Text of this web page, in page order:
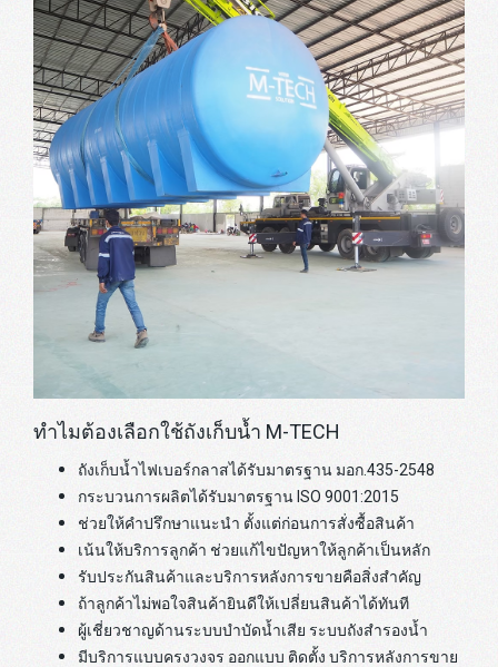
ทำไมต้องเลือกใช้ถังเก็บน้ำ M-TECH
ถังเก็บน้ำไฟเบอร์กลาสได้รับมาตรฐาน มอก.435-2548
กระบวนการผลิตได้รับมาตรฐาน ISO 9001:2015
ช่วยให้คำปรึกษาแนะนำ ตั้งแต่ก่อนการสั่งซื้อสินค้า
เน้นให้บริการลูกค้า ช่วยแก้ไขปัญหาให้ลูกค้าเป็นหลัก
รับประกันสินค้าและบริการหลังการขายคือสิ่งสำคัญ
ถ้าลูกค้าไม่พอใจสินค้ายินดีให้เปลี่ยนสินค้าได้ทันที
ผู้เชี่ยวชาญด้านระบบบำบัดน้ำเสีย ระบบถังสำรองน้ำ
มีบริการแบบครงวงจร ออกแบบ ติดตั้ง บริการหลังการขาย